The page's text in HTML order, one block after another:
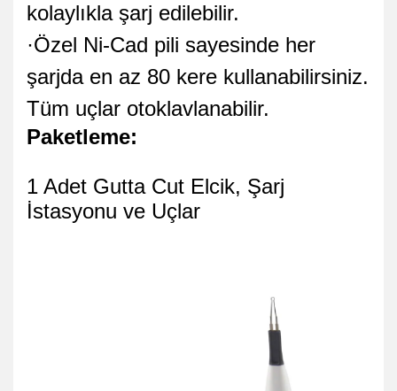
kolaylıkla şarj edilebilir.
·Özel Ni-Cad pili sayesinde her
şarjda en az 80 kere kullanabilirsiniz.
Tüm uçlar otoklavlanabilir.
Paketleme:
1 Adet Gutta Cut Elcik, Şarj
İstasyonu ve Uçlar